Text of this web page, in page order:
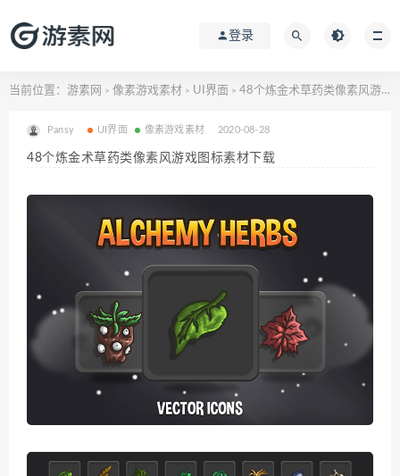
登录
当前位置： 游素网 > 像素游戏素材 > UI界面 > 48个炼金术草药类像素风游戏图标素材下载
Pansy UI界面 像素游戏素材 2020-08-28
48个炼金术草药类像素风游戏图标素材下载